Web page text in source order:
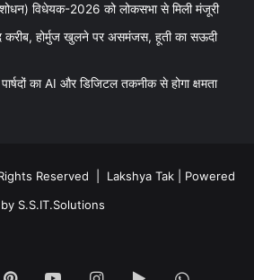
विधेयक-2026 को लोकसभा से मिली मंजूरी
होर्मुज खुलने पर असमंजस, हूती का सऊदी
पार्षदों का AI और डिजिटल तकनीक से होगा क्षमता
Reserved | Lakshya Tak| Powered
by S.S.IT.Solutions